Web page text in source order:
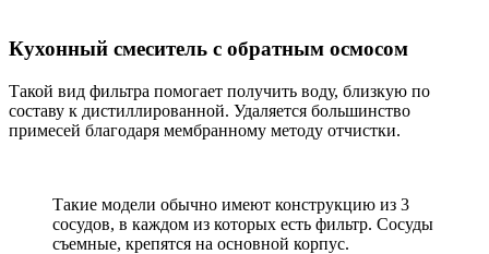
Кухонный смеситель с обратным осмосом
Такой вид фильтра помогает получить воду, близкую по
составу к дистиллированной. Удаляется большинство
примесей благодаря мембранному методу отчистки.
Такие модели обычно имеют конструкцию из 3
сосудов, в каждом из которых есть фильтр. Сосуды
съемные, крепятся на основной корпус.